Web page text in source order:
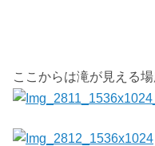
ここからは滝が見える